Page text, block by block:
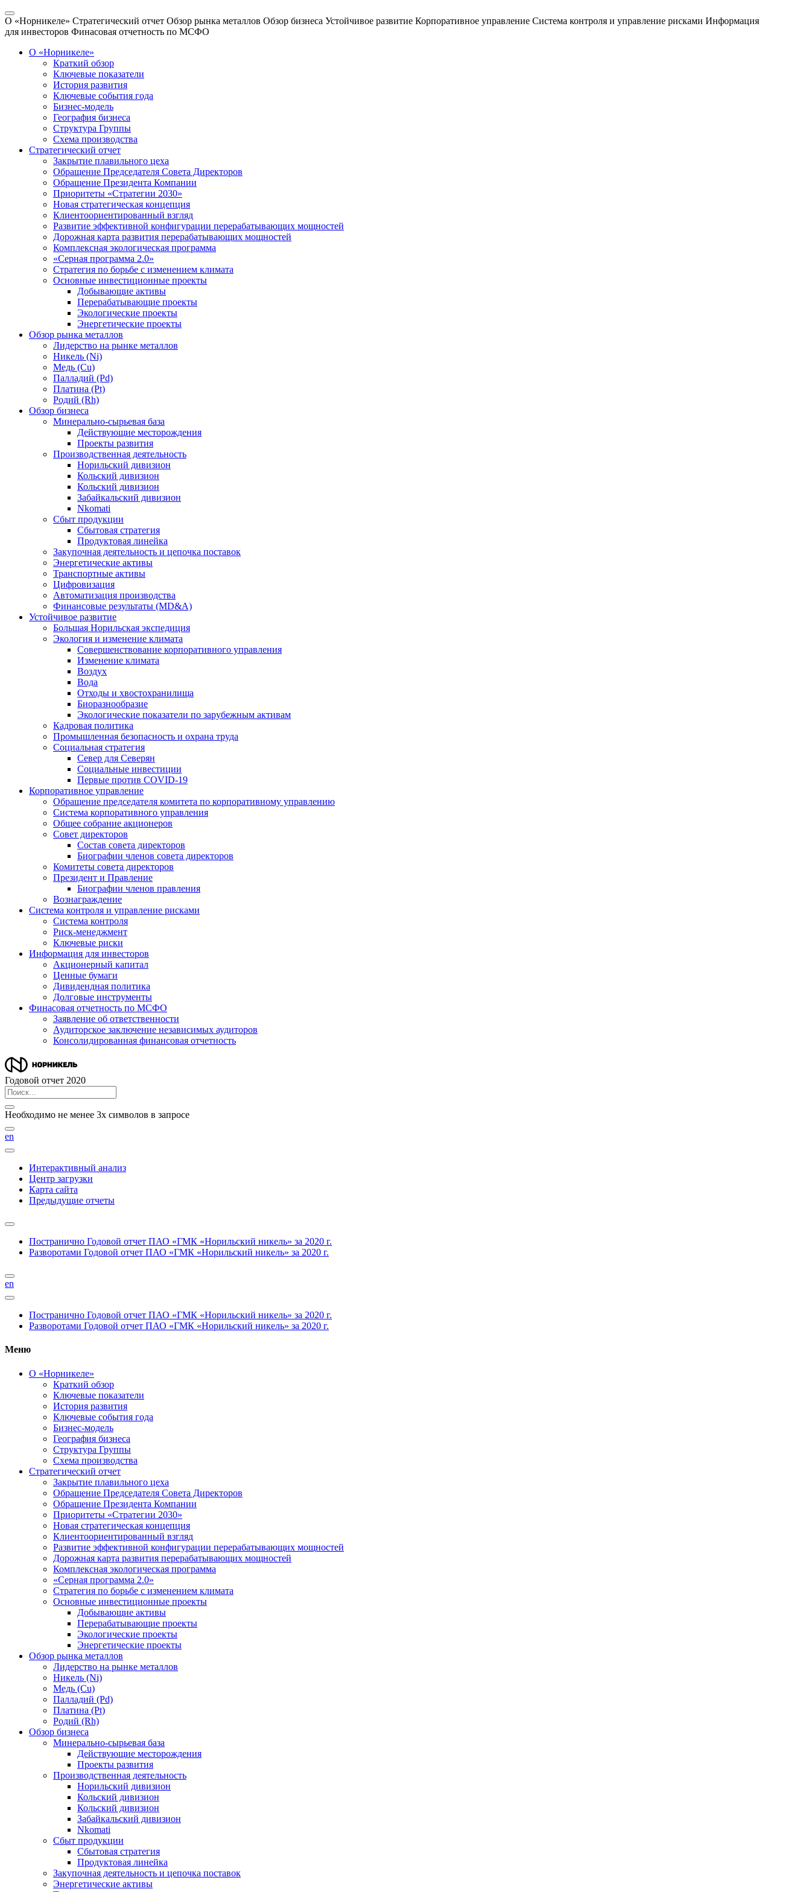
О «Норникеле» Стратегический отчет Обзор рынка металлов Обзор бизнеса Устойчивое развитие Корпоративное управление Система контроля и управление рисками Информация
для инвесторов Финасовая отчетность по МСФО
О «Норникеле»
Краткий обзор
Ключевые показатели
История развития
Ключевые события года
Бизнес-модель
География бизнеса
Структура Группы
Схема производства
Стратегический отчет
Закрытие плавильного цеха
Обращение Председателя Совета Директоров
Обращение Президента Компании
Приоритеты «Стратегии 2030»
Новая стратегическая концепция
Клиентоориентированный взгляд
Развитие эффективной конфигурации перерабатывающих мощностей
Дорожная карта развития перерабатывающих мощностей
Комплексная экологическая программа
«Серная программа 2.0»
Стратегия по борьбе с изменением климата
Основные инвестиционные проекты
Добывающие активы
Перерабатывающие проекты
Экологические проекты
Энергетические проекты
Обзор рынка металлов
Лидерство на рынке металлов
Никель (Ni)
Медь (Cu)
Палладий (Pd)
Платина (Pt)
Родий (Rh)
Обзор бизнеса
Минерально-сырьевая база
Действующие месторождения
Проекты развития
Производственная деятельность
Норильский дивизион
Кольский дивизион
Кольский дивизион
Забайкальский дивизион
Nkomati
Сбыт продукции
Сбытовая стратегия
Продуктовая линейка
Закупочная деятельность и цепочка поставок
Энергетические активы
Транспортные активы
Цифровизация
Автоматизация производства
Финансовые результаты (MD&A)
Устойчивое развитие
Большая Норильская экспедиция
Экология и изменение климата
Совершенствование корпоративного управления
Изменение климата
Воздух
Вода
Отходы и хвостохранилища
Биоразнообразие
Экологические показатели по зарубежным активам
Кадровая политика
Промышленная безопасность и охрана труда
Социальная стратегия
Север для Северян
Социальные инвестиции
Первые против COVID‑19
Корпоративное управление
Обращение председателя комитета по корпоративному управлению
Система корпоративного управления
Общее собрание акционеров
Совет директоров
Состав совета директоров
Биографии членов совета директоров
Комитеты совета директоров
Президент и Правление
Биографии членов правления
Вознаграждение
Система контроля и управление рисками
Система контроля
Риск-менеджмент
Ключевые риски
Информация для инвесторов
Акционерный капитал
Ценные бумаги
Дивидендная политика
Долговые инструменты
Финасовая отчетность по МСФО
Заявление об ответственности
Аудиторское заключение независимых аудиторов
Консолидированная финансовая отчетность
Годовой отчет 2020
Необходимо не менее 3х символов в запросе
en
Интерактивный анализ
Центр загрузки
Карта сайта
Предыдущие отчеты
Постранично Годовой отчет ПАО «ГМК «Норильский никель» за 2020 г.
Разворотами Годовой отчет ПАО «ГМК «Норильский никель» за 2020 г.
en
Постранично Годовой отчет ПАО «ГМК «Норильский никель» за 2020 г.
Разворотами Годовой отчет ПАО «ГМК «Норильский никель» за 2020 г.
Меню
О «Норникеле»
Краткий обзор
Ключевые показатели
История развития
Ключевые события года
Бизнес-модель
География бизнеса
Структура Группы
Схема производства
Стратегический отчет
Закрытие плавильного цеха
Обращение Председателя Совета Директоров
Обращение Президента Компании
Приоритеты «Стратегии 2030»
Новая стратегическая концепция
Клиентоориентированный взгляд
Развитие эффективной конфигурации перерабатывающих мощностей
Дорожная карта развития перерабатывающих мощностей
Комплексная экологическая программа
«Серная программа 2.0»
Стратегия по борьбе с изменением климата
Основные инвестиционные проекты
Добывающие активы
Перерабатывающие проекты
Экологические проекты
Энергетические проекты
Обзор рынка металлов
Лидерство на рынке металлов
Никель (Ni)
Медь (Cu)
Палладий (Pd)
Платина (Pt)
Родий (Rh)
Обзор бизнеса
Минерально-сырьевая база
Действующие месторождения
Проекты развития
Производственная деятельность
Норильский дивизион
Кольский дивизион
Кольский дивизион
Забайкальский дивизион
Nkomati
Сбыт продукции
Сбытовая стратегия
Продуктовая линейка
Закупочная деятельность и цепочка поставок
Энергетические активы